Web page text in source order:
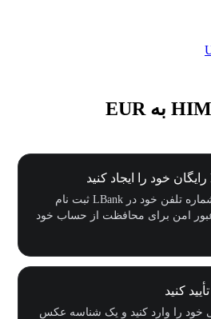
با آدرس ایمیل/شماره تلفن خود در LBank ثبت نام
امن برای محافظت از حساب خود
کنید
را وارد کنید و یک شناسه عکس